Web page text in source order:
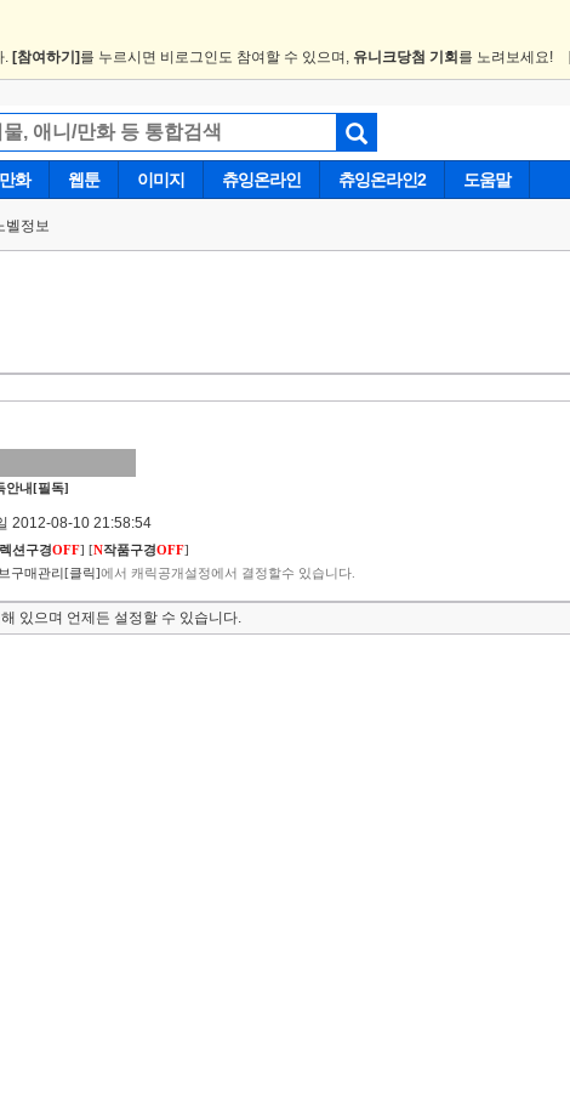
. [참여하기] 를 누르시면 비로그인도 참여할 수 있으며, 유니크당첨 기회 를 노려보세요!
화 웹툰 이미지 츄잉온라인 츄잉온라인2 도움말
벨정보
안내[필독]
2012-08-10 21:58:54
션구경OFF] [N작품구경OFF]
구매관리[클릭]에서 캐릭공개설정에서 결정할수 있습니다.
있으며 언제든 설정할 수 있습니다.